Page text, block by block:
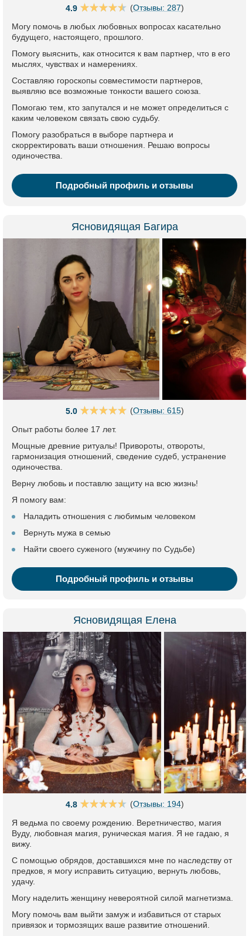
4.9 (Отзывы: 287)
Могу помочь в любых любовных вопросах касательно
будущего, настоящего, прошлого.
Помогу выяснить, как относится к вам партнер, что в его
мыслях, чувствах и намерениях.
Составляю гороскопы совместимости партнеров,
выявляю все возможные тонкости вашего союза.
Помогаю тем, кто запутался и не может определиться с
каким человеком связать свою судьбу.
Помогу разобраться в выборе партнера и
скорректировать ваши отношения. Решаю вопросы
одиночества.
Подробный профиль и отзывы
Ясновидящая Багира
5.0 (Отзывы: 615)
Опыт работы более 17 лет.
Мощные древние ритуалы! Привороты, отвороты,
гармонизация отношений, сведение судеб, устранение
одиночества.
Верну любовь и поставлю защиту на всю жизнь!
Я помогу вам:
Наладить отношения с любимым человеком
Вернуть мужа в семью
Найти своего суженого (мужчину по Судьбе)
Подробный профиль и отзывы
Ясновидящая Елена
4.8 (Отзывы: 194)
Я ведьма по своему рождению. Веретничество, магия
Вуду, любовная магия, руническая магия. Я не гадаю, я
вижу.
С помощью обрядов, доставшихся мне по наследству от
предков, я могу исправить ситуацию, вернуть любовь,
удачу.
Могу наделить женщину невероятной силой магнетизма.
Могу помочь вам выйти замуж и избавиться от старых
привязок и тормозящих ваше развитие отношений.